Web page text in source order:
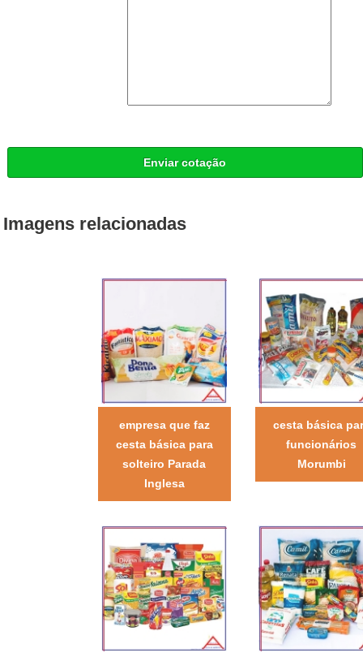
Enviar cotação
Imagens relacionadas
empresa que faz
cesta básica para
solteiro Parada
Inglesa
cesta básica
funcionários
Morumbi